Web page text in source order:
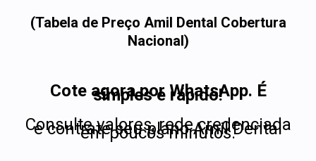
(Tabela de Preço Amil Dental Cobertura
Nacional)
Cote agora por WhatsApp. É
simples e rápido!
Consulte valores, rede credenciada
e contrate seu plano Amil Dental
em poucos minutos.